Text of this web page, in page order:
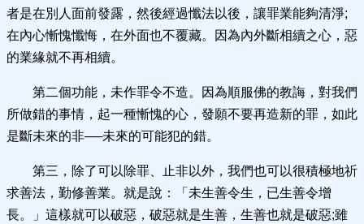
者是在別人面前發露，然後經過懺法以後，讓罪業能夠清淨;
在內心慚愧懺悔，在外面也不覆藏。因為內外斷相續之心，惡
的業緣就不再相續。
第二個功能，未作罪令不造。因為順服佛的教誨，對我們
所做錯的事情，起一種慚愧的心，發願不要再造新的罪，如此
是斷未來的非──未來的可能犯的錯。
第三，除了可以除罪、止非以外，我們也可以很積極地祈
求善法，勤修善業。就是說：「未生善令生，已生善令增
長。」這樣就可以破惡，破惡就是生善，生善也就是破惡;雖